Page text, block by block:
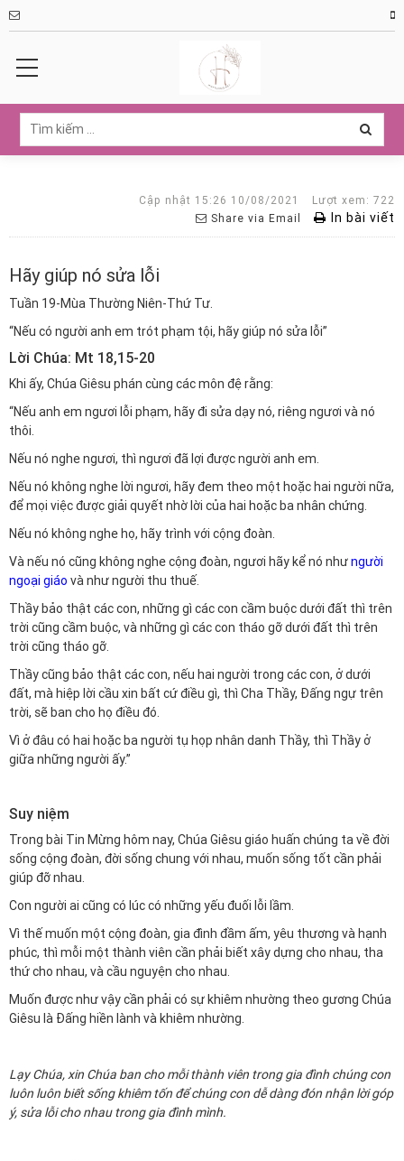
Cập nhật 15:26 10/08/2021
Lượt xem: 722
Share via Email
In bài viết
Hãy giúp nó sửa lỗi
Tuần 19-Mùa Thường Niên-Thứ Tư.
“Nếu có người anh em trót phạm tội, hãy giúp nó sửa lỗi”
Lời Chúa: Mt 18,15-20
Khi ấy, Chúa Giêsu phán cùng các môn đệ rằng:
“Nếu anh em ngươi lỗi phạm, hãy đi sửa dạy nó, riêng ngươi và nó
thôi.
Nếu nó nghe ngươi, thì ngươi đã lợi được người anh em.
Nếu nó không nghe lời ngươi, hãy đem theo một hoặc hai người nữa,
để mọi việc được giải quyết nhờ lời của hai hoặc ba nhân chứng.
Nếu nó không nghe họ, hãy trình với cộng đoàn.
Và nếu nó cũng không nghe cộng đoàn, ngươi hãy kể nó nhưngười
ngoại giáo và như người thu thuế.
Thầy bảo thật các con, những gì các con cầm buộc dưới đất thì trên
trời cũng cầm buộc, và những gì các con tháo gỡ dưới đất thì trên
trời cũng tháo gỡ.
Thầy cũng bảo thật các con, nếu hai người trong các con, ở dưới
đất, mà hiệp lời cầu xin bất cứ điều gì, thì Cha Thầy, Đấng ngự trên
trời, sẽ ban cho họ điều đó.
Vì ở đâu có hai hoặc ba người tụ họp nhân danh Thầy, thì Thầy ở
giữa những người ấy.”
Suy niệm
Trong bài Tin Mừng hôm nay, Chúa Giêsu giáo huấn chúng ta về đời
sống cộng đoàn, đời sống chung với nhau, muốn sống tốt cần phải
giúp đỡ nhau.
Con người ai cũng có lúc có những yếu đuối lỗi lầm.
Vì thế muốn một cộng đoàn, gia đình đầm ấm, yêu thương và hạnh
phúc, thì mỗi một thành viên cần phải biết xây dựng cho nhau, tha
thứ cho nhau, và cầu nguyện cho nhau.
Muốn được như vậy cần phải có sự khiêm nhường theo gương Chúa
Giêsu là Đấng hiền lành và khiêm nhường.
Lạy Chúa, xin Chúa ban cho mỗi thành viên trong gia đình chúng con
luôn luôn biết sống khiêm tốn để chúng con dễ dàng đón nhận lời góp
ý, sửa lỗi cho nhau trong gia đình mình.